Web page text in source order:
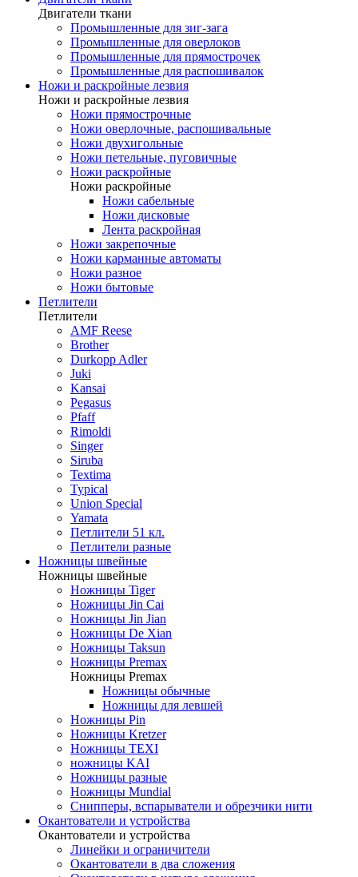
Двигатели ткани
Промышленные для зиг-зага
Промышленные для оверлоков
Промышленные для прямострочек
Промышленные для распошивалок
Ножи и раскройные лезвия
Ножи и раскройные лезвия
Ножи прямострочные
Ножи оверлочные, распошивальные
Ножи двухигольные
Ножи петельные, пуговичные
Ножи раскройные
Ножи раскройные
Ножи сабельные
Ножи дисковые
Лента раскройная
Ножи закрепочные
Ножи карманные автоматы
Ножи разное
Ножи бытовые
Петлители
Петлители
AMF Reese
Brother
Durkopp Adler
Juki
Kansai
Pegasus
Pfaff
Rimoldi
Singer
Siruba
Textima
Typical
Union Special
Yamata
Петлители 51 кл.
Петлители разные
Ножницы швейные
Ножницы швейные
Ножницы Tiger
Ножницы Jin Cai
Ножницы Jin Jian
Ножницы De Xian
Ножницы Taksun
Ножницы Premax
Ножницы Premax
Ножницы обычные
Ножницы для левшей
Ножницы Pin
Ножницы Kretzer
Ножницы TEXI
ножницы KAI
Ножницы разные
Ножницы Mundial
Снипперы, вспарыватели и обрезчики нити
Окантователи и устройства
Окантователи и устройства
Линейки и ограничители
Окантователи в два сложения